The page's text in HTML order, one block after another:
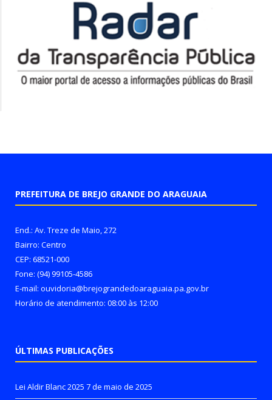
PREFEITURA DE BREJO GRANDE DO ARAGUAIA
End.: Av. Treze de Maio, 272
Bairro: Centro
CEP: 68521-000
Fone: (94) 99105-4586
E-mail: ouvidoria@brejograndedoaraguaia.pa.gov.br
Horário de atendimento: 08:00 às 12:00
ÚLTIMAS PUBLICAÇÕES
Lei Aldir Blanc 2025 7 de maio de 2025